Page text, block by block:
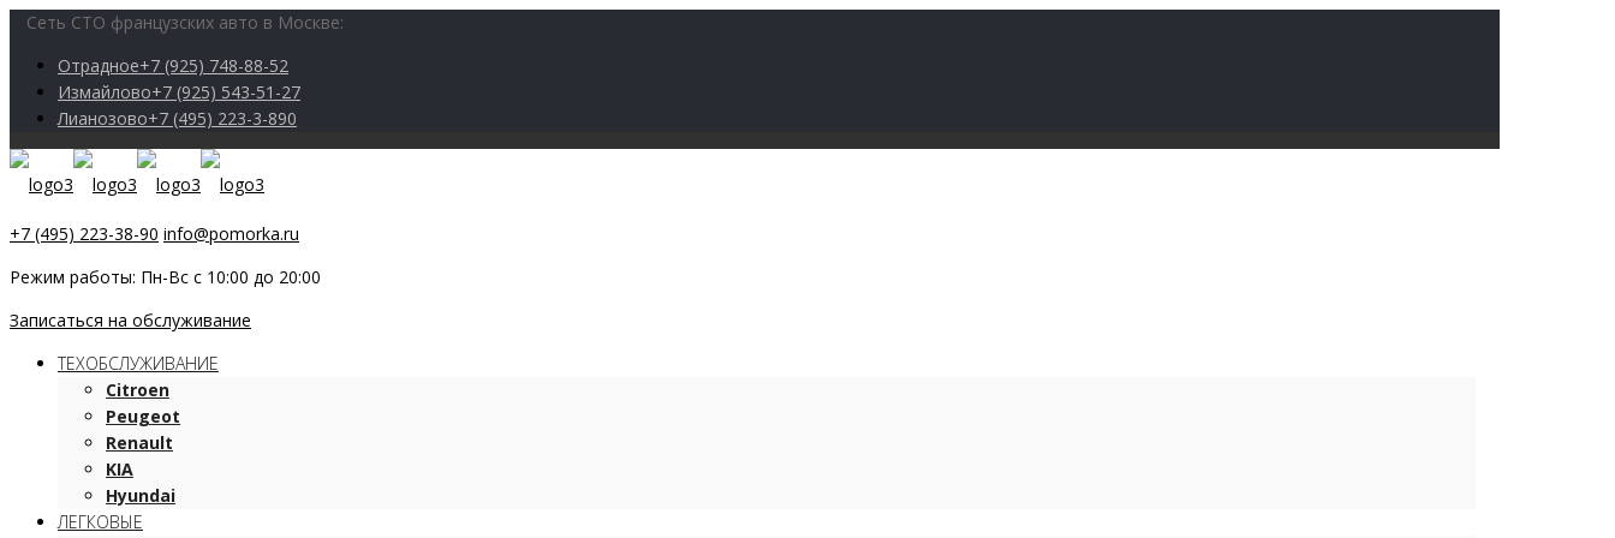
Сеть СТО французских авто в Москве:
Отрадное+7 (925) 748-88-52
Измайлово+7 (925) 543-51-27
Лианозово+7 (495) 223-3-890
+7 (495) 223-38-90 info@pomorka.ru
Режим работы: Пн-Вс с 10:00 до 20:00
Записаться на обслуживание
ТЕХОБСЛУЖИВАНИЕ
Citroen
Peugeot
Renault
KIA
Hyundai
ЛЕГКОВЫЕ